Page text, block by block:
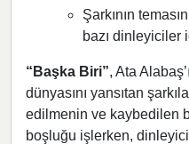
Şarkının
bazı dinleyiciler
“Başka Biri”, Ata
dünyasını yansıtan
edilmenin ve kaybedilen
boşluğu işlerken,